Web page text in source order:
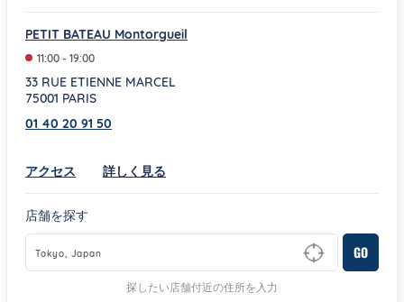
PETIT BATEAU Montorgueil
11:00 - 19:00
33 RUE ETIENNE MARCEL
75001 PARIS
01 40 20 91 50
アクセス Link Opens in New Tab
詳しく見る
店舗を探す
GO
探したい店舗付近の住所を入力